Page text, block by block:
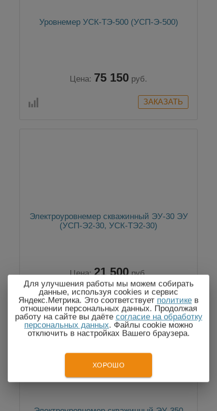
Уровнемер УСК-ТЭ-500 (УСП-Э-500)
Цена: 75 150 руб.
Электроуровнемер скважинный ЭУ-30 ЭУ
(УСП-Э2-30, УСК-ТЭ2-30)
Цена: 21 500 руб.
Для улучшения работы мы можем собирать
данные, используя cookies и сервис
Яндекс.Метрика. Это соответствует политике в
отношении персональных данных. Продолжая
работу на сайте вы даёте согласие на обработку
персональных данных. Файлы cookie можно
отключить в настройках Вашего браузера.
ХОРОШО